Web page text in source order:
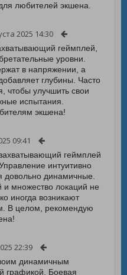
любителей экшена.
2025 14:30
геймплей,
уровни.
в напряжении, а
глубины. Часто
чтобы улучшить свои
испытания.
экшена!
09:41
геймплей
интуитивно
довольно динамичные.
и множество локаций не
иногда возникают
В целом, рекомендую
22:39
динамичным
графикой. Боевая